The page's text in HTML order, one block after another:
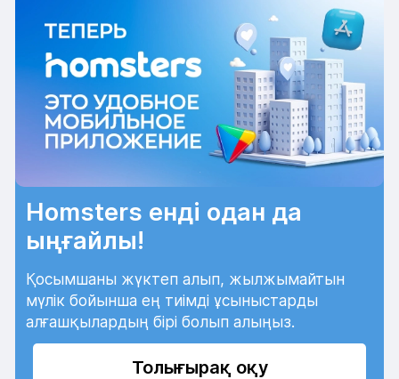
Homsters енді одан да
ыңғайлы!
Қосымшаны жүктеп алып, жылжымайтын
мүлік бойынша ең тиімді ұсыныстарды
алғашқылардың бірі болып алыңыз.
Толығырақ оқу